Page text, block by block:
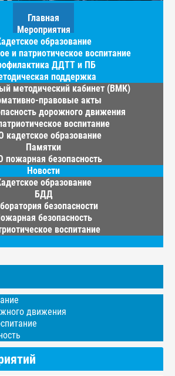
Главная
Мероприятия
образование
и патриотическое воспитание
ДДТТ и ПБ
поддержка
методический кабинет (ВМК)
правовые акты
дорожного движения
воспитание
кадетское образование
Памятки
пожарная безопасность
Новости
образование
БДД
безопасности
безопасность
воспитание
движения